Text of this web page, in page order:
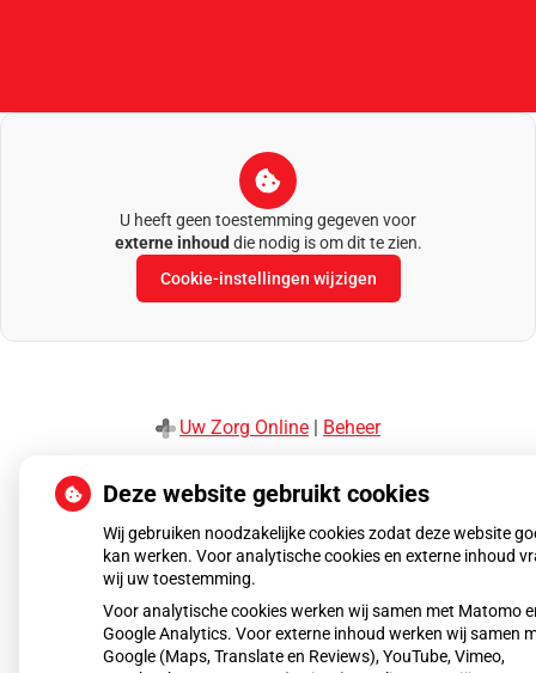
U heeft geen toestemming gegeven voor
externe inhoud die nodig is om dit te zien.
Cookie-instellingen wijzigen
Uw Zorg Online | Beheer
Privacy verklaring|Cookie-instellingen|Voorwaarden
Deze website gebruikt cookies
Wij gebruiken noodzakelijke cookies zodat deze website
kan werken. Voor analytische cookies en externe inhoud
wij uw toestemming.
Voor analytische cookies werken wij samen met Matomo
Google Analytics. Voor externe inhoud werken wij samen
Google (Maps, Translate en Reviews), YouTube, Vimeo,